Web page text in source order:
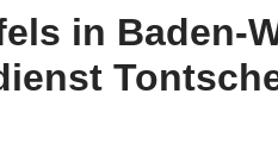
in Baden-